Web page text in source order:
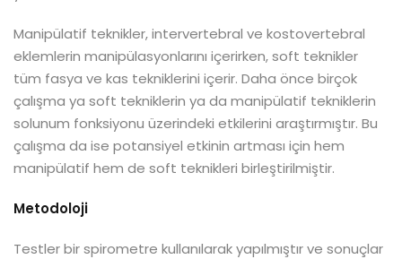
Manipülatif teknikler, intervertebral ve kostovertebral
eklemlerin manipülasyonlarını içerirken, soft teknikler
tüm fasya ve kas tekniklerini içerir. Daha önce birçok
çalışma ya soft tekniklerin ya da manipülatif tekniklerin
solunum fonksiyonu üzerindeki etkilerini araştırmıştır. Bu
çalışma da ise potansiyel etkinin artması için hem
manipülatif hem de soft teknikleri birleştirilmiştir.
Metodoloji
Testler bir spirometre kullanılarak yapılmıştır ve sonuçlar